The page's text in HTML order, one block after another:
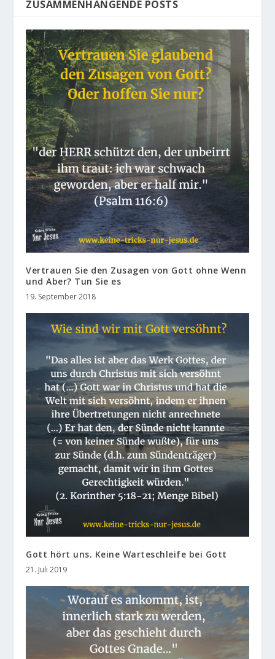
ZUSAMMENHÄNGENDE POSTS
Vertrauen Sie den Zusagen von Gott ohne Wenn
und Aber? Tun Sie es
19. September 2018
Gott hört uns. Keine Warteschleife bei Gott
21. Juli 2019